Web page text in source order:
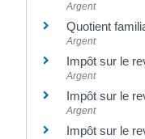
Argent
Quotient
Argent
Impôt sur le
Argent
Impôt sur le
Argent
Impôt sur le